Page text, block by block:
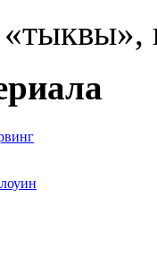
«тыквы»,